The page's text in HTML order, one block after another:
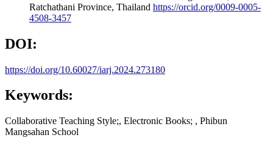
Ratchathani Province, Thailand https://orcid.org/0009-0005-
4508-3457
DOI:
https://doi.org/10.60027/iarj.2024.273180
Keywords:
Collaborative Teaching Style;, Electronic Books; , Phibun
Mangsahan School